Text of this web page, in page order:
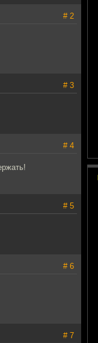
# 2
# 3
# 4
# 5
# 6
# 7